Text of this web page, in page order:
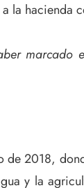
la hacienda
marcado
2018,
y la